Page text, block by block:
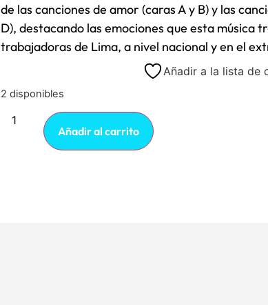
de las canciones de amor (caras A y B) y las
D), destacando las emociones que esta música
trabajadoras de Lima, a nivel nacional y en el
Añadir a la lista de
2 disponibles
Añadir al carrito